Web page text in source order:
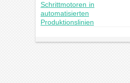
Schrittmotoren in
automatisierten
Produktionslinien